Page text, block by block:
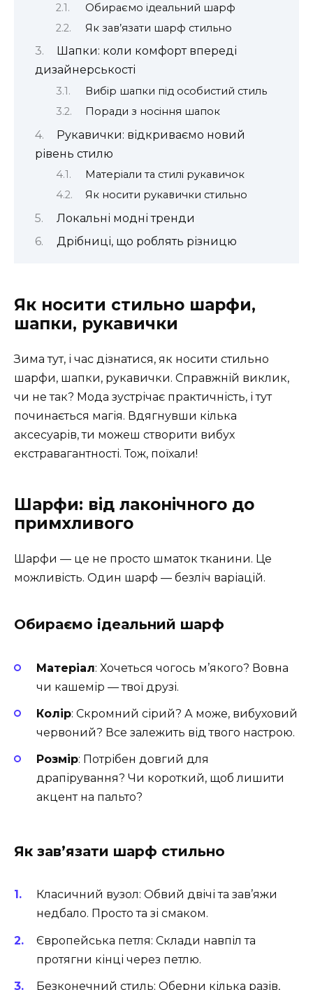
Обираємо ідеальний шарф
Як зав’язати шарф стильно
Шапки: коли комфорт впереді
дизайнерськості
Вибір шапки під особистий стиль
Поради з носіння шапок
Рукавички: відкриваємо новий
рівень стилю
Матеріали та стилі рукавичок
Як носити рукавички стильно
Локальні модні тренди
Дрібниці, що роблять різницю
Як носити стильно шарфи,
шапки, рукавички
Зима тут, і час дізнатися, як носити стильно
шарфи, шапки, рукавички. Справжній виклик,
чи не так? Мода зустрічає практичність, і тут
починається магія. Вдягнувши кілька
аксесуарів, ти можеш створити вибух
екстравагантності. Тож, поїхали!
Шарфи: від лаконічного до
примхливого
Шарфи — це не просто шматок тканини. Це
можливість. Один шарф — безліч варіацій.
Обираємо ідеальний шарф
Матеріал: Хочеться чогось м’якого? Вовна
чи кашемір — твої друзі.
Колір: Скромний сірий? А може, вибуховий
червоний? Все залежить від твого настрою.
Розмір: Потрібен довгий для
драпірування? Чи короткий, щоб лишити
акцент на пальто?
Як зав’язати шарф стильно
Класичний вузол: Обвий двічі та зав’яжи
недбало. Просто та зі смаком.
Європейська петля: Склади навпіл та
протягни кінці через петлю.
Безконечний стиль: Оберни кілька разів,